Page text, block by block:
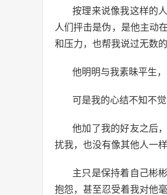
按理来说像我这样的
人们抨击是伪，是他主动
和压力，也帮我说过无数的
他明明与我素昧平生
可是我的心结不知不
他加了我的好友之后
扰我，也没有像其他人一
主只是保持着自己彬
抱怨，甚至忍受着我对他